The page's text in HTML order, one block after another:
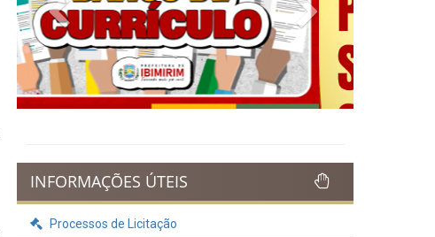
Previous Next